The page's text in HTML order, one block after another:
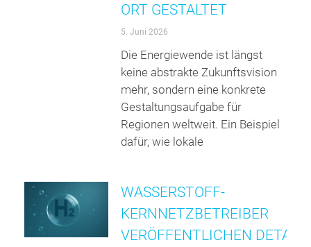
ORT GESTALTET
5. Juni 2026
Die Energiewende ist längst
keine abstrakte Zukunftsvision
mehr, sondern eine konkrete
Gestaltungsaufgabe für
Regionen weltweit. Ein Beispiel
dafür, wie lokale
WASSERSTOFF-
KERNNETZBETREIBER
VERÖFFENTLICHEN DETAILS